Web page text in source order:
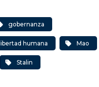
gobernanza
libertad humana Mao
Stalin